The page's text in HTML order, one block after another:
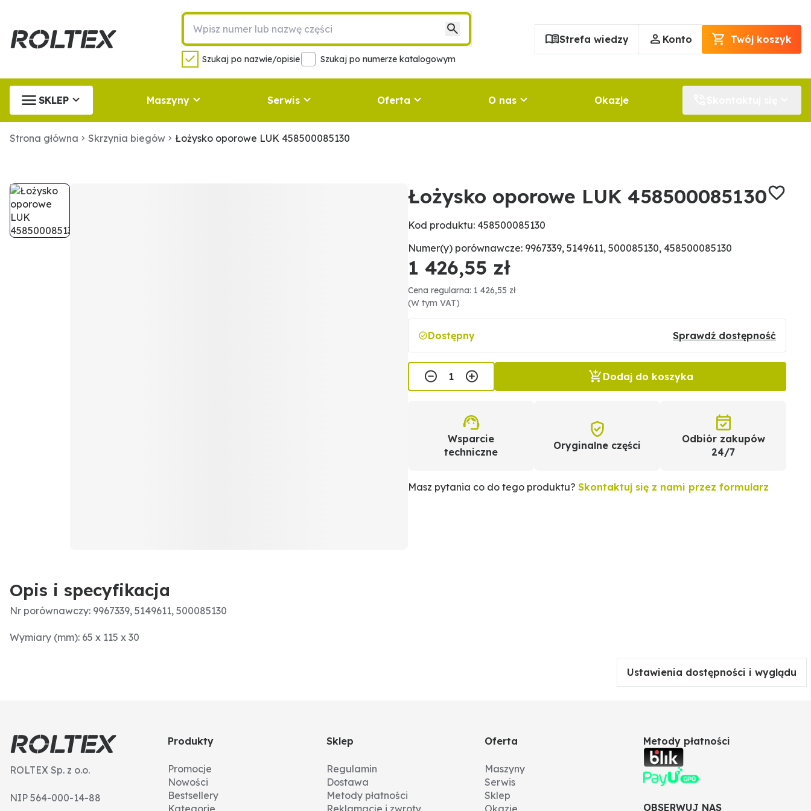
Szukaj po nazwie/opisie Szukaj po numerze katalogowym
Strefa wiedzy Konto Twój koszyk
SKLEP Maszyny Serwis Oferta O nas Okazje
Strona główna Skrzynia biegów Łożysko oporowe LUK 458500085130
Łożysko oporowe LUK 458500085130
Kod produktu: 458500085130
Numer(y) porównawcze: 9967339, 5149611, 500085130, 458500085130
1 426,55 zł
Cena regularna: 1 426,55 zł
(W tym VAT)
Dostępny Sprawdź dostępność
Dodaj do koszyka
Wsparcie
techniczne
Oryginalne części
Odbiór zakupów
24/7
Masz pytania co do tego produktu? Skontaktuj się z nami przez formularz
Opis i specyfikacja
Nr porównawczy: 9967339, 5149611, 500085130
Wymiary (mm): 65 x 115 x 30
Ustawienia dostępności i wyglądu
ROLTEX Sp. z o.o.
NIP 564-000-14-88
Produkty
Promocje
Nowości
Bestsellery
Kategorie
Sklep
Regulamin
Dostawa
Metody płatności
Reklamacje i zwroty
Oferta
Maszyny
Serwis
Sklep
Okazje
Metody płatności
OBSERWUJ NAS